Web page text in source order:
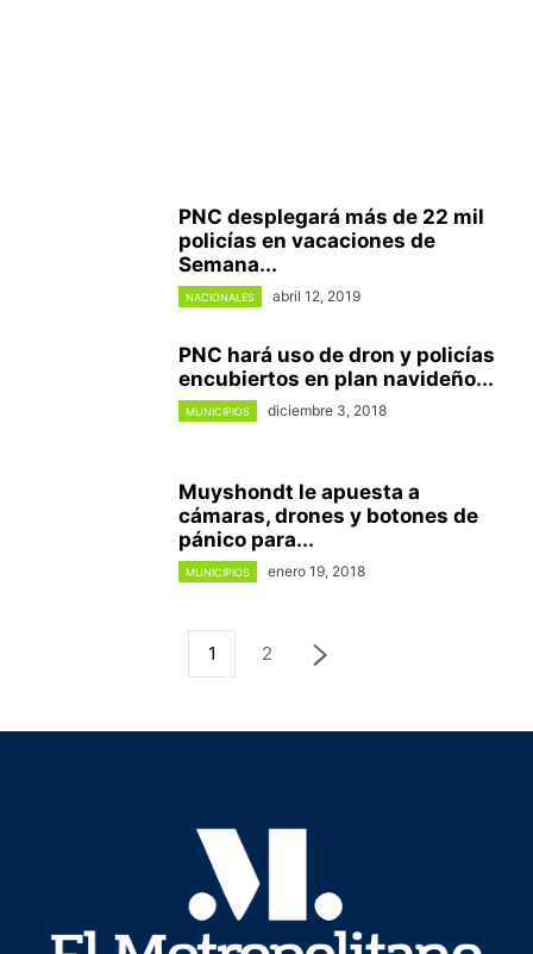
PNC desplegará más de 22 mil
policías en vacaciones de
Semana...
NACIONALES abril 12, 2019
PNC hará uso de dron y policías
encubiertos en plan navideño...
MUNICIPIOS diciembre 3, 2018
Muyshondt le apuesta a
cámaras, drones y botones de
pánico para...
MUNICIPIOS enero 19, 2018
1 2